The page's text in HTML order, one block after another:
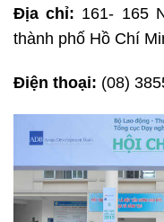
Địa chỉ: 161- 165
thành phố Hồ Chí
Điện thoại: (08)